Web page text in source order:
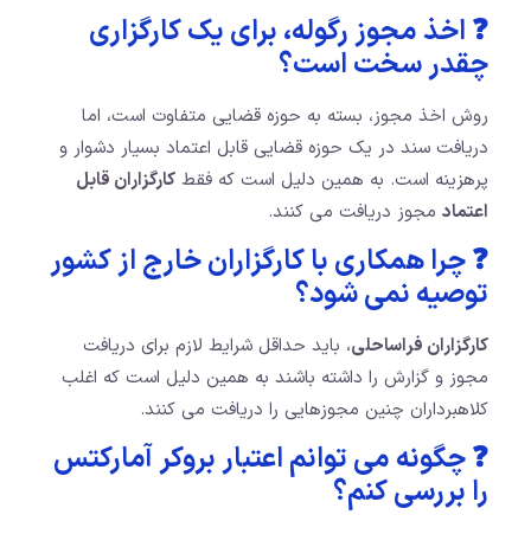
❓ اخذ مجوز رگوله، برای یک کارگزاری
چقدر سخت است؟
روش اخذ مجوز، بسته به حوزه قضایی متفاوت است، اما
دریافت سند در یک حوزه قضایی قابل اعتماد بسیار دشوار و
پرهزینه است. به همین دلیل است که فقط کارگزاران قابل
اعتماد مجوز دریافت می کنند.
❓ چرا همکاری با کارگزاران خارج از کشور
توصیه نمی شود؟
کارگزاران فراساحلی، باید حداقل شرایط لازم برای دریافت
مجوز و گزارش را داشته باشند به همین دلیل است که اغلب
کلاهبرداران چنین مجوزهایی را دریافت می کنند.
❓ چگونه می توانم اعتبار بروکر آمارکتس
را بررسی کنم؟